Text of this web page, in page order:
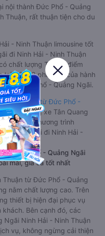
nội thành Đức Phổ - Quảng
Thuận, rất thuận tiện cho du
- Ninh Thuận limousine tốt
đi Ninh Hải - Ninh Thuận
chất lượng Tốt với điểm
2983 phản hồi của hành
từ Đức Phổ - Quảng Ngãi.
Ninh Thuận từ Đức Phổ -
của hãng xe Tân Quang
bạn và chương trình
Quảng Ngãi đi Ninh Hải -
sẽ rẻ hơn
từ Đức Phổ - Quảng Ngãi
mái, giá cả tốt nhất
Thuận từ Đức Phổ - Quảng
nằm chất lượng cao. Trên
thiết bị hiện đại phục vụ
Bên cạnh đó, các
Ninh Hải - Ninh Thuận
vụ, không ngừng cải thiện